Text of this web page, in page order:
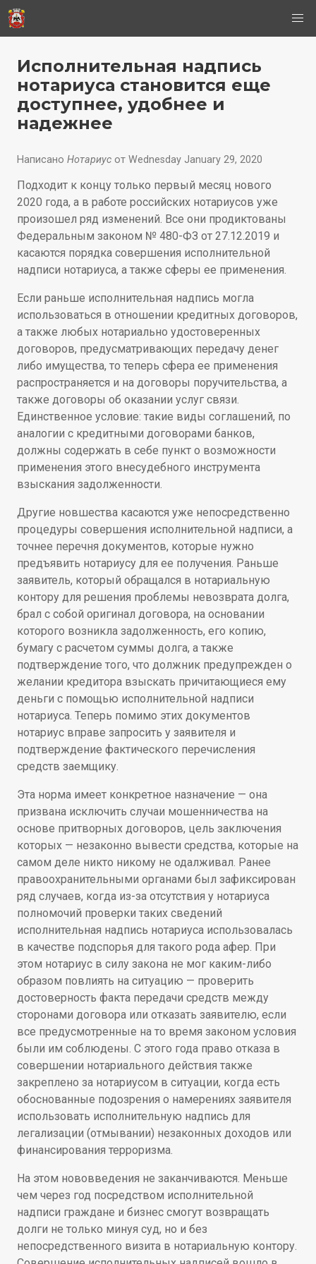
Skip
main
content
Исполнительная надпись
нотариуса становится еще
доступнее, удобнее и
надежнее
Написано Нотариус от Wednesday January 29, 2020
Подходит к концу только первый месяц нового
2020 года, а в работе российских нотариусов уже
произошел ряд изменений. Все они продиктованы
Федеральным законом № 480-ФЗ от 27.12.2019 и
касаются порядка совершения исполнительной
надписи нотариуса, а также сферы ее применения.
Если раньше исполнительная надпись могла
использоваться в отношении кредитных договоров,
а также любых нотариально удостоверенных
договоров, предусматривающих передачу денег
либо имущества, то теперь сфера ее применения
распространяется и на договоры поручительства, а
также договоры об оказании услуг связи.
Единственное условие: такие виды соглашений, по
аналогии с кредитными договорами банков,
должны содержать в себе пункт о возможности
применения этого внесудебного инструмента
взыскания задолженности.
Другие новшества касаются уже непосредственно
процедуры совершения исполнительной надписи, а
точнее перечня документов, которые нужно
предъявить нотариусу для ее получения. Раньше
заявитель, который обращался в нотариальную
контору для решения проблемы невозврата долга,
брал с собой оригинал договора, на основании
которого возникла задолженность, его копию,
бумагу с расчетом суммы долга, а также
подтверждение того, что должник предупрежден о
желании кредитора взыскать причитающиеся ему
деньги с помощью исполнительной надписи
нотариуса. Теперь помимо этих документов
нотариус вправе запросить у заявителя и
подтверждение фактического перечисления
средств заемщику.
Эта норма имеет конкретное назначение — она
призвана исключить случаи мошенничества на
основе притворных договоров, цель заключения
которых — незаконно вывести средства, которые на
самом деле никто никому не одалживал. Ранее
правоохранительными органами был зафиксирован
ряд случаев, когда из-за отсутствия у нотариуса
полномочий проверки таких сведений
исполнительная надпись нотариуса использовалась
в качестве подспорья для такого рода афер. При
этом нотариус в силу закона не мог каким-либо
образом повлиять на ситуацию — проверить
достоверность факта передачи средств между
сторонами договора или отказать заявителю, если
все предусмотренные на то время законом условия
были им соблюдены. С этого года право отказа в
совершении нотариального действия также
закреплено за нотариусом в ситуации, когда есть
обоснованные подозрения о намерениях заявителя
использовать исполнительную надпись для
легализации (отмывании) незаконных доходов или
финансирования терроризма.
На этом нововведения не заканчиваются. Меньше
чем через год посредством исполнительной
надписи граждане и бизнес смогут возвращать
долги не только минуя суд, но и без
непосредственного визита в нотариальную контору.